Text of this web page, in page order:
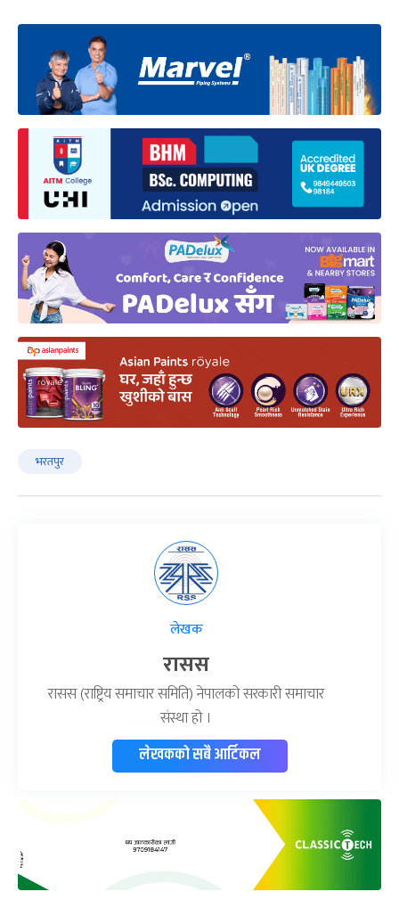
भरतपुर
लेखक
रासस
रासस (राष्ट्रिय समाचार समिति) नेपालको सरकारी समाचार
संस्था हो ।
लेखकको सबै आर्टिकल